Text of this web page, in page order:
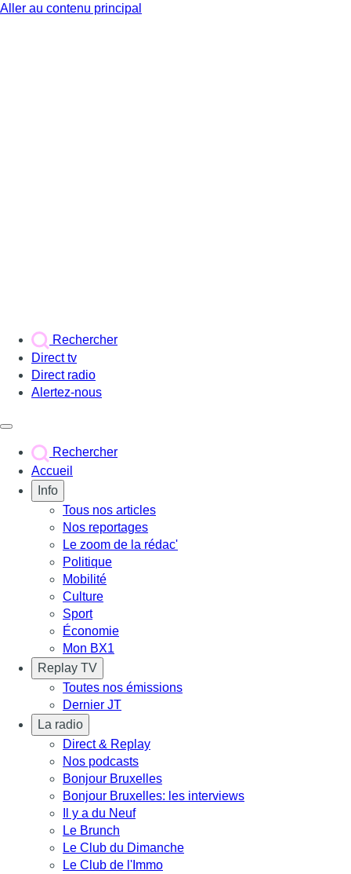
Aller au contenu principal
Rechercher
Direct tv
Direct radio
Alertez-nous
Rechercher
Accueil
Info
Tous nos articles
Nos reportages
Le zoom de la rédac'
Politique
Mobilité
Culture
Sport
Économie
Mon BX1
Replay TV
Toutes nos émissions
Dernier JT
La radio
Direct & Replay
Nos podcasts
Bonjour Bruxelles
Bonjour Bruxelles: les interviews
Il y a du Neuf
Le Brunch
Le Club du Dimanche
Le Club de l'Immo